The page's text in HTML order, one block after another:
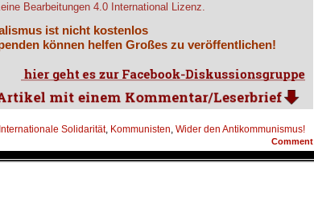
Bearbeitungen 4.0 International Lizenz.
ist nicht kostenlos
können helfen Großes zu veröffentlichen!
Internationale Solidarität, Kommunisten, Wider den Antikommunismus!
Comment